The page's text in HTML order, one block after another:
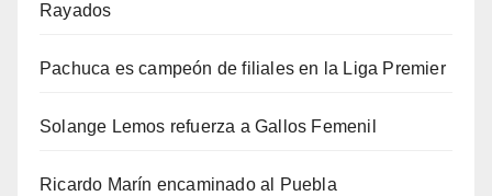
Rayados
Pachuca es campeón de filiales en la Liga Premier
Solange Lemos refuerza a Gallos Femenil
Ricardo Marín encaminado al Puebla